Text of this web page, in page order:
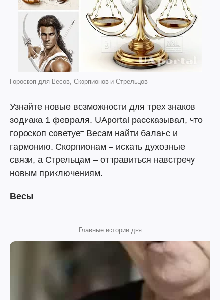
Гороскоп для Весов, Скорпионов и Стрельцов
Узнайте новые возможности для трех знаков
зодиака 1 февраля. UAportal рассказывал, что
гороскоп советует Весам найти баланс и
гармонию, Скорпионам – искать духовные
связи, а Стрельцам – отправиться навстречу
новым приключениям.
Весы
Главные истории дня